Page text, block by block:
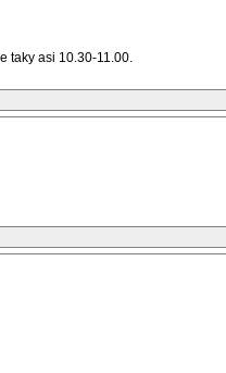
taky asi 10.30-11.00.